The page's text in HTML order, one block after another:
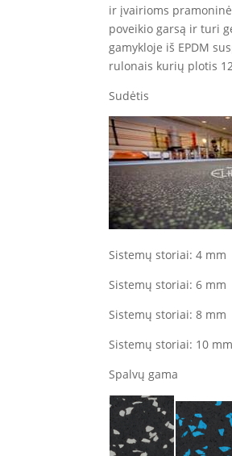
ir įvairioms
poveikio garsą ir turi
gamykloje iš EPDM
rulonais kurių plotis
Sudėtis
Sistemų storiai: 4 mm
Sistemų storiai: 6 mm
Sistemų storiai: 8 mm
Sistemų storiai: 10 mm
Spalvų gama